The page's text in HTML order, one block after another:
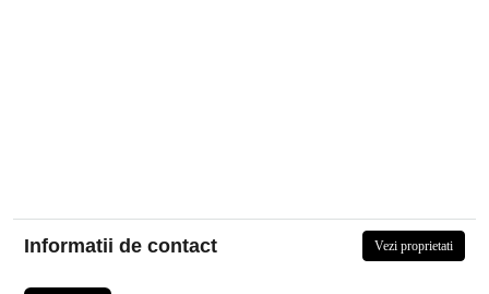
Informatii de contact Vezi proprietati